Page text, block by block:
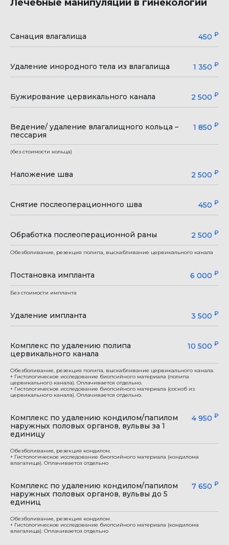
Лечебные манипуляции в гинекологии
Санация влагалища 450 ₽
Удаление инородного тела из влагалища 1 350 ₽
Бужирование цервикального канала 2 500 ₽
Ведение/ удаление влагалищного кольца –
пессария
1 850 ₽
(без стоимости кольца)
Наложение шва 2 500 ₽
Снятие послеоперационного шва 450 ₽
Обработка послеоперационной раны 2 500 ₽
Обезболивание, резекция полипа, выскабливание цервикального канала
Постановка импланта 6 000 ₽
Без стоимости импланта
Удаление импланта 3 500 ₽
Комплекс по удалению полипа
цервикального канала
10 500 ₽
Обезболивание, резекция полипа, выскабливание цервикального канала.
+ Гистологическое исследование биопсийного материала (полипа
цервикального канала). Оплачивается отдельно.
+ Гистологическое исследование биопсийного материала (соскоб из
цервикального канала). Оплачивается отдельно.
Комплекс по удалению кондилом/папилом
наружных половых органов, вульвы за 1
единицу
4 950 ₽
Обезболивание, резекция кондилом.
+ Гистологическое исследование биопсийного материала (кондилома
влагалища). Оплачивается отдельно
Комплекс по удалению кондилом/папилом
наружных половых органов, вульвы до 5
единиц
7 650 ₽
Обезболивание, резекция кондилом.
+ Гистологическое исследование биопсийного материала (кондилома
влагалища). Оплачивается отдельно